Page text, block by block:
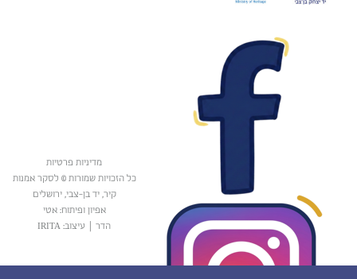
מדיניות פרטיות
כל הזכויות שמורות © לסקר אמנות
קיר, יד בן-צבי, ירושלים
אפיון ופיתוח: אטי
הדר
עיצוב: IRITA